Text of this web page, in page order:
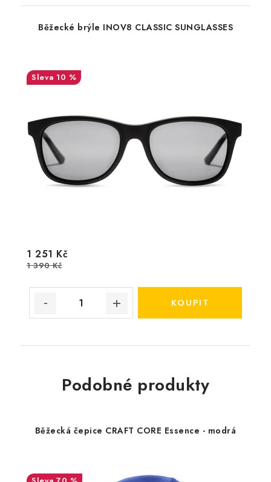
Běžecké brýle INOV8 CLASSIC SUNGLASSES
10 %
1 251 Kč
1 390 Kč
Podobné produkty
Běžecká čepice CRAFT CORE Essence - modrá